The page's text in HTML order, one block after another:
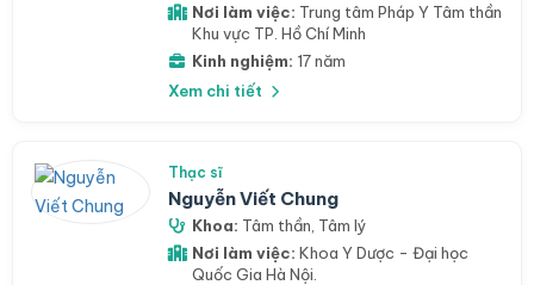
Nơi làm việc: Trung tâm Pháp Y Tâm thần
Khu vực TP. Hồ Chí Minh
Kinh nghiệm: 17 năm
Xem chi tiết
Thạc sĩ
Nguyễn Viết Chung
Khoa: Tâm thần Tâm lý
Nơi làm việc: Khoa Y Dược - Đại học
Quốc Gia Hà Nội.